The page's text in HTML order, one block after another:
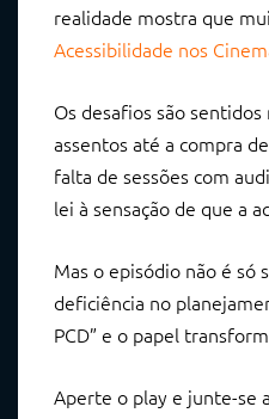
realidade mostra que
Acessibilidade nos
Os desafios são
assentos até a compra
falta de sessões com
lei à sensação de que a
Mas o episódio não é só
deficiência no
PCD” e o papel
Aperte o play e junte-se